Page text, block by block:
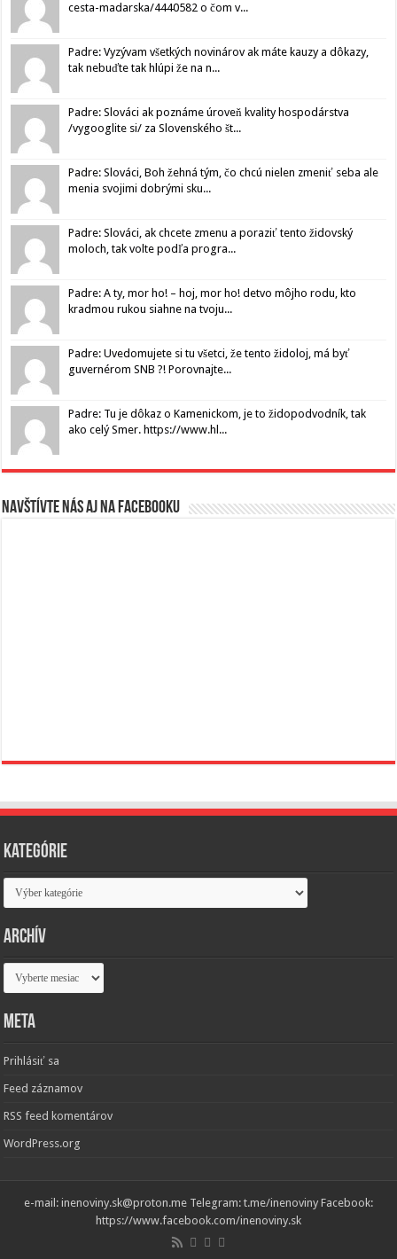
cesta-madarska/4440582 o čom v...
Padre: Vyzývam všetkých novinárov ak máte kauzy a dôkazy,
tak nebuďte tak hlúpi že na n...
Padre: Slováci ak poznáme úroveň kvality hospodárstva
/vygooglite si/ za Slovenského št...
Padre: Slováci, Boh žehná tým, čo chcú nielen zmeniť seba ale
menia svojimi dobrými sku...
Padre: Slováci, ak chcete zmenu a poraziť tento židovský
moloch, tak volte podľa progra...
Padre: A ty, mor ho! – hoj, mor ho! detvo môjho rodu, kto
kradmou rukou siahne na tvoju...
Padre: Uvedomujete si tu všetci, že tento židoloj, má byť
guvernérom SNB ?! Porovnajte...
Padre: Tu je dôkaz o Kamenickom, je to židopodvodník, tak
ako celý Smer. https://www.hl...
Navštívte nás aj na Facebooku
Kategórie
Kategórie
Archív
Archív
Meta
Prihlásiť sa
Feed záznamov
RSS feed komentárov
WordPress.org
e-mail: inenoviny.sk@proton.me Telegram: t.me/inenoviny Facebook:
https://www.facebook.com/inenoviny.sk